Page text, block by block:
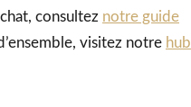
consultez notre guide
visitez notre hub